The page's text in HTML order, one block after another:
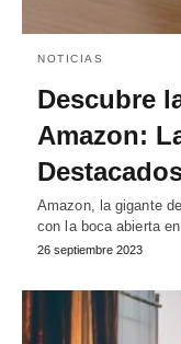
NOTICIAS
Descubre
Amazon:
Amazon, la gigante
con la boca abierta
26 septiembre 2023